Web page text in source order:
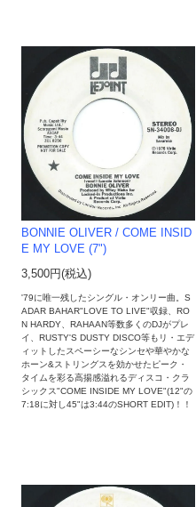
BONNIE OLIVER / COME INSID
E MY LOVE (7")
3,500円(税込)
'79に唯一残したシングル・オンリー曲。S
ADAR BAHAR"LOVE TO LIVE"収録、RO
N HARDY、RAHAAN等数多くのDJがプレ
イ、RUSTY'S DUSTY DISCO等もリ・エデ
ィットしたスペーシーなシンセや華やかな
ホーン&ストリングスを効かせたピーク・
タイムを彩る高揚感溢れるディスコ・クラ
シックス"COME INSIDE MY LOVE"(12"の
7:18に対し45"は3:44のSHORT EDIT)！！